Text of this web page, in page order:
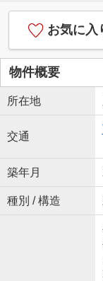
お気に入
物件概要
所在地
交通
築年月
種別 / 構造